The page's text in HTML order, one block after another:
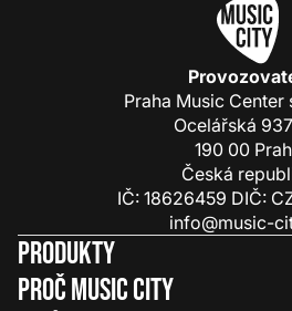
Praha Music Center
Ocelářská
190 00
Česká
IČ: 18626459 DIČ:
info@music-
Produkty
Proč Music City